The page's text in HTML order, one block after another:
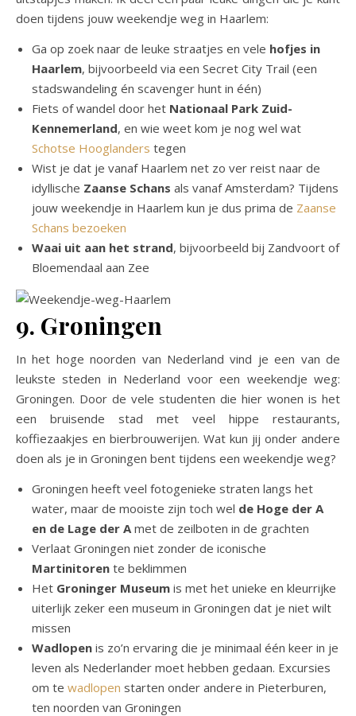
doen tijdens jouw weekendje weg in Haarlem:
Ga op zoek naar de leuke straatjes en vele hofjes in
Haarlem, bijvoorbeeld via een Secret City Trail (een
stadswandeling én scavenger hunt in één)
Fiets of wandel door het Nationaal Park Zuid-
Kennemerland, en wie weet kom je nog wel wat
Schotse Hooglanders tegen
Wist je dat je vanaf Haarlem net zo ver reist naar de
idyllische Zaanse Schans als vanaf Amsterdam? Tijdens
jouw weekendje in Haarlem kun je dus prima de Zaanse
Schans bezoeken
Waai uit aan het strand, bijvoorbeeld bij Zandvoort of
Bloemendaal aan Zee
9. Groningen
In het hoge noorden van Nederland vind je een van de
leukste steden in Nederland voor een weekendje weg:
Groningen. Door de vele studenten die hier wonen is het
een bruisende stad met veel hippe restaurants,
koffiezaakjes en bierbrouwerijen. Wat kun jij onder andere
doen als je in Groningen bent tijdens een weekendje weg?
Groningen heeft veel fotogenieke straten langs het
water, maar de mooiste zijn toch wel de Hoge der A
en de Lage der A met de zeilboten in de grachten
Verlaat Groningen niet zonder de iconische
Martinitoren te beklimmen
Het Groninger Museum is met het unieke en kleurrijke
uiterlijk zeker een museum in Groningen dat je niet wilt
missen
Wadlopen is zo’n ervaring die je minimaal één keer in je
leven als Nederlander moet hebben gedaan. Excursies
om te wadlopen starten onder andere in Pieterburen,
ten noorden van Groningen